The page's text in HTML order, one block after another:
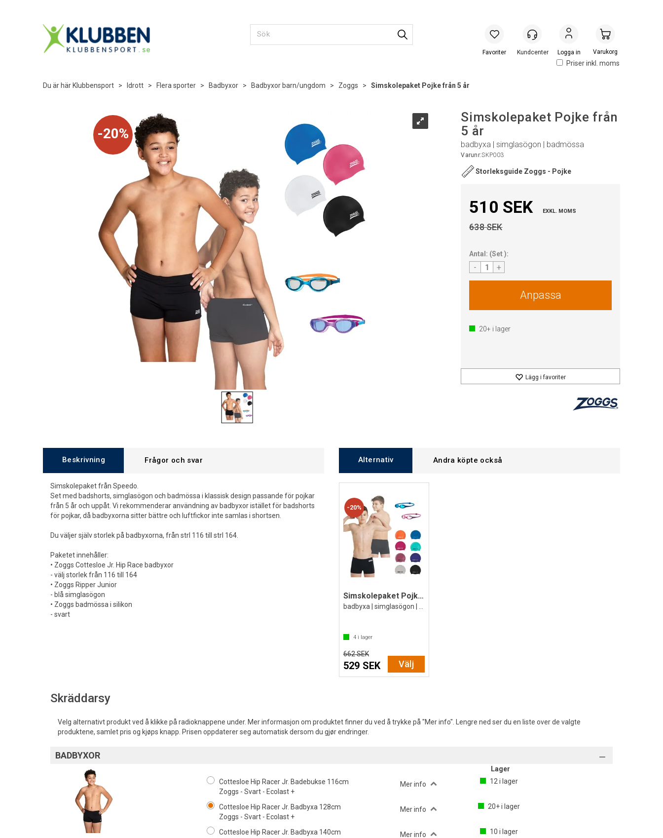
Priser inkl. moms
Logga in Handlevogn
Du är här Klubbensport > Idrott > Flera sporter > Badbyxor > Badbyxor barn/ungdom > Zoggs > Simskolepaket Pojke från 5 år
20%
Simskolepaket Pojke från
5 år
badbyxa | simglasögon | badmössa
Varunr:SKP003
Storleksguide Zoggs - Pojke
510 SEK EXKL. MOMS
638 SEK
Antal: (Set):
- +
Anpassa
20+ i lager
Lägg i favoriter
Beskrivning Frågor och svar
Simskolepaket från Speedo.
Set med badshorts, simglasögon och badmössa i klassisk design passande för pojkar
från 5 år och uppåt. Vi rekommenderar användning av badbyxor istället för badshorts
för pojkar, då badbyxorna sitter bättre och luftfickor inte samlas i shortsen.
Du väljer själv storlek på badbyxorna, från strl 116 till strl 164.
Paketet innehåller:
• Zoggs Cottesloe Jr. Hip Race badbyxor
- välj storlek från 116 till 164
• Zoggs Ripper Junior
- blå simglasögon
• Zoggs badmössa i silikon
- svart
Alternativ Andra köpte också
20%
Simskolepaket Pojke från 5 år
4 i lager
662 SEK
529 SEK Välj
Skräddarsy
Velg alternativt produkt ved å klikke på radioknappene under. Mer informasjon om produktet finner du ved å trykke på "Mer info". Lengre ned ser du en liste over de valgte
produktene, samlet pris og kjøps knapp. Prisen oppdaterer seg automatisk dersom du gjør endringer.
BADBYXOR
Lager
Cottesloe Hip Racer Jr. Badebukse 116cm
Zoggs - Svart - Ecolast +
Mer info 12 i lager
Cottesloe Hip Racer Jr. Badbyxa 128cm
Zoggs - Svart - Ecolast +
Mer info 20+i lager
Cottesloe Hip Racer Jr. Badbyxa 140cm
Mer info 10 i lager